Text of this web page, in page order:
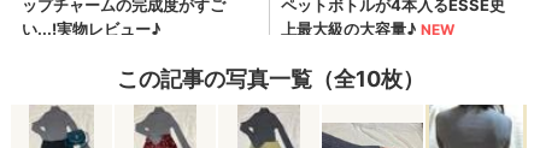
この記事の写真一覧（全10枚）